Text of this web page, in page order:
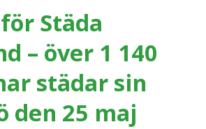
Städa
– över 1 140
städar sin
den 25 maj